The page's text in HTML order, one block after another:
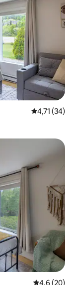
Prosječna
4,71 (34)
Prosječna
4,6 (20)